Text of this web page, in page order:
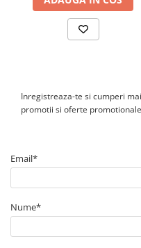
Inregistreaza-te si cumperi
promotii si oferte
Email*
Nume*